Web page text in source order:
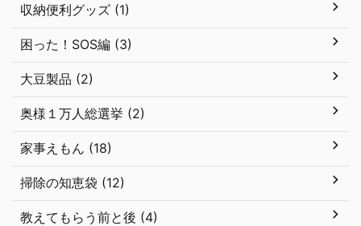
収納便利グッズ (1)
困った！SOS編 (3)
大豆製品 (2)
奥様１万人総選挙 (2)
家事えもん (18)
掃除の知恵袋 (12)
教えてもらう前と後 (4)